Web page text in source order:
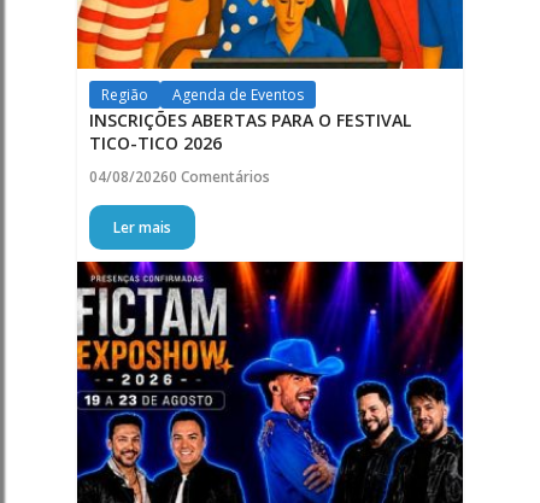
Região Agenda de Eventos
INSCRIÇÕES ABERTAS PARA O FESTIVAL
TICO-TICO 2026
04/08/20260 Comentários
Ler mais